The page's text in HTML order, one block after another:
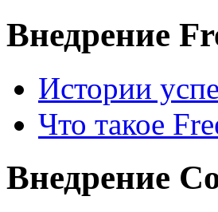
Внедрение
Истории
Что такое
Внедрение